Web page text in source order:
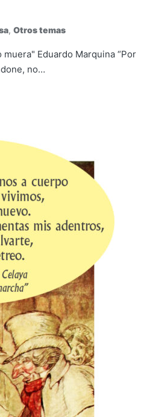
, Otros temas
Eduardo Marquina “Por
no…